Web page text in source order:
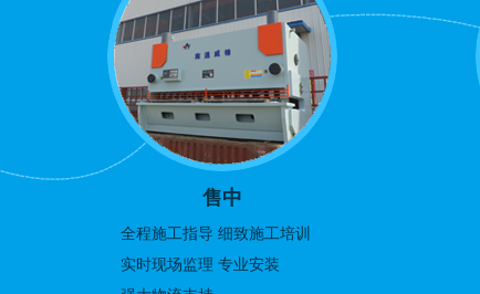
售中
全程施工指导 细致施工培训
实时现场监理 专业安装